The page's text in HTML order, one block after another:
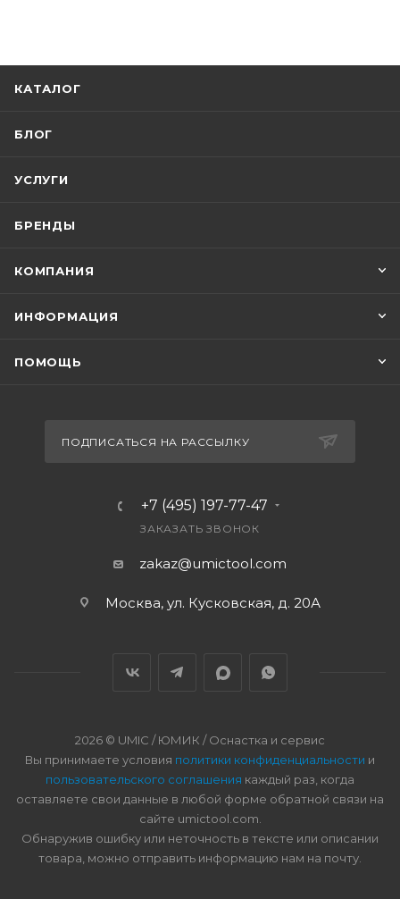
КАТАЛОГ
БЛОГ
УСЛУГИ
БРЕНДЫ
КОМПАНИЯ
ИНФОРМАЦИЯ
ПОМОЩЬ
ПОДПИСАТЬСЯ НА РАССЫЛКУ
+7 (495) 197-77-47
ЗАКАЗАТЬ ЗВОНОК
zakaz@umictool.com
Москва, ул. Кусковская, д. 20А
2026 © UMIC / ЮМИК / Оснастка и сервис
Вы принимаете условия политики конфиденциальности и
пользовательского соглашения каждый раз, когда
оставляете свои данные в любой форме обратной связи на
сайте umictool.com.
Обнаружив ошибку или неточность в тексте или описании
товара, можно отправить информацию нам на почту.